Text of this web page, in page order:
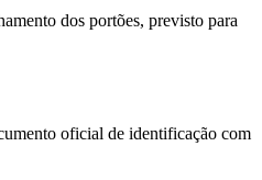
dos portões, previsto para
oficial de identificação com